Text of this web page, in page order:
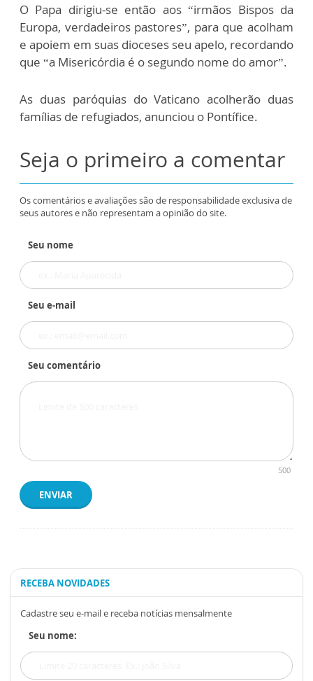
O Papa dirigiu-se então aos “irmãos Bispos da
Europa, verdadeiros pastores”, para que acolham
e apoiem em suas dioceses seu apelo, recordando
que “a Misericórdia é o segundo nome do amor”.
As duas paróquias do Vaticano acolherão duas
famílias de refugiados, anunciou o Pontífice.
Seja o primeiro a comentar
Os comentários e avaliações são de responsabilidade exclusiva de
seus autores e não representam a opinião do site.
Seu nome
Seu e-mail
Seu comentário
500
ENVIAR
RECEBA NOVIDADES
Cadastre seu e-mail e receba notícias mensalmente
Seu nome: